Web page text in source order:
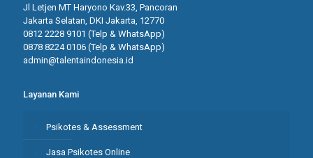
Jl Letjen MT Haryono Kav.33, Pancoran
Jakarta Selatan, DKI Jakarta, 12770
0812 2228 9101 (Telp & WhatsApp)
0878 8224 0106 (Telp & WhatsApp)
admin@talentaindonesia.id
Layanan Kami
Psikotes & Assessment
Jasa Psikotes Online